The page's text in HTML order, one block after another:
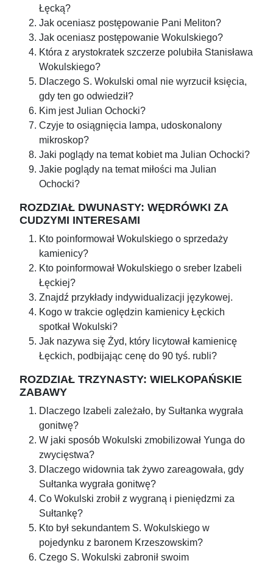
Łęcką?
Jak oceniasz postępowanie Pani Meliton?
Jak oceniasz postępowanie Wokulskiego?
Która z arystokratek szczerze polubiła Stanisława
Wokulskiego?
Dlaczego S. Wokulski omal nie wyrzucił księcia,
gdy ten go odwiedził?
Kim jest Julian Ochocki?
Czyje to osiągnięcia lampa, udoskonalony
mikroskop?
Jaki poglądy na temat kobiet ma Julian Ochocki?
Jakie poglądy na temat miłości ma Julian
Ochocki?
ROZDZIAŁ DWUNASTY: WĘDRÓWKI ZA
CUDZYMI INTERESAMI
Kto poinformował Wokulskiego o sprzedaży
kamienicy?
Kto poinformował Wokulskiego o sreber Izabeli
Łęckiej?
Znajdź przykłady indywidualizacji językowej.
Kogo w trakcie oględzin kamienicy Łęckich
spotkał Wokulski?
Jak nazywa się Żyd, który licytował kamienicę
Łęckich, podbijając cenę do 90 tyś. rubli?
ROZDZIAŁ TRZYNASTY: WIELKOPAŃSKIE
ZABAWY
Dlaczego Izabeli zależało, by Sułtanka wygrała
gonitwę?
W jaki sposób Wokulski zmobilizował Yunga do
zwycięstwa?
Dlaczego widownia tak żywo zareagowała, gdy
Sułtanka wygrała gonitwę?
Co Wokulski zrobił z wygraną i pieniędzmi za
Sułtankę?
Kto był sekundantem S. Wokulskiego w
pojedynku z baronem Krzeszowskim?
Czego S. Wokulski zabronił swoim